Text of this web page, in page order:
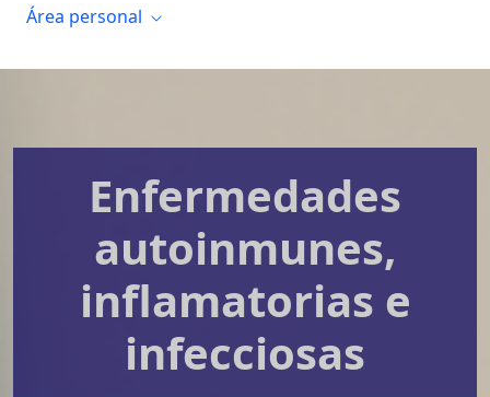
Área personal
Enfermedades
autoinmunes,
inflamatorias e
infecciosas